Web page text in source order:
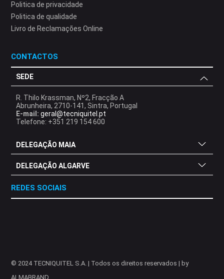
Politica de privacidade
Politica de qualidade
Livro de Reclamações Online
CONTACTOS
SEDE
R. Thilo Krassman, Nº2, Fracção A
Abrunheira, 2710-141, Sintra, Portugal
E-mail: geral@tecniquitel.pt
Telefone: +351 219 154 600
DELEGAÇÃO MAIA
DELEGAÇÃO ALGARVE
REDES SOCIAIS
© 2024 TECNIQUITEL S.A. | Todos os direitos reservados | by
ALMABRAND